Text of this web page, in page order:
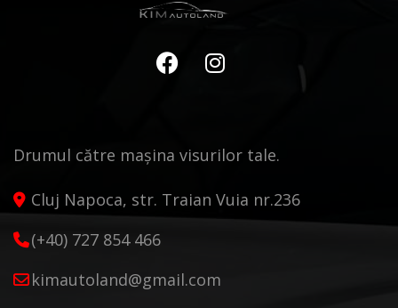
Drumul către mașina visurilor tale.
Cluj Napoca, str. Traian Vuia nr.236
(+40) 727 854 466
kimautoland@gmail.com